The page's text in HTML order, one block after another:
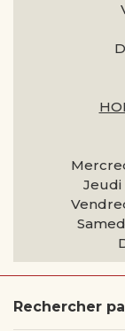
Jeudi
Rechercher